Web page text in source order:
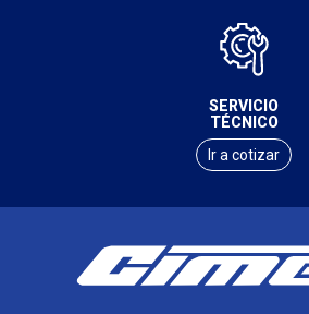
SERVICIO
TÉCNICO
Ir a cotizar